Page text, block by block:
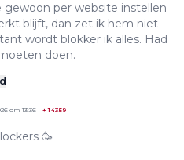
gewoon per website instellen
blijft, dan zet ik hem niet
wordt blokker ik alles. Had
doen.
om 13:36 +14359
🥳